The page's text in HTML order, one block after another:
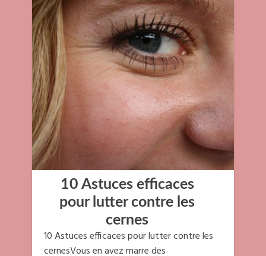
10 Astuces efficaces
pour lutter contre les
cernes
10 Astuces efficaces pour lutter contre les
cernesVous en avez marre des